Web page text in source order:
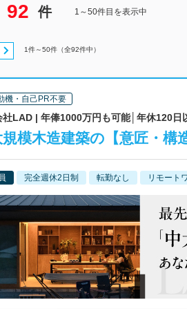
92 件 1～50件目を表示中
1件～50件（全92件中）
機・自己PR不要
社LAD | 年俸1000万円も可能│年休120
規模木造建築の【意匠・構
完全週休2日制 転勤なし リモート